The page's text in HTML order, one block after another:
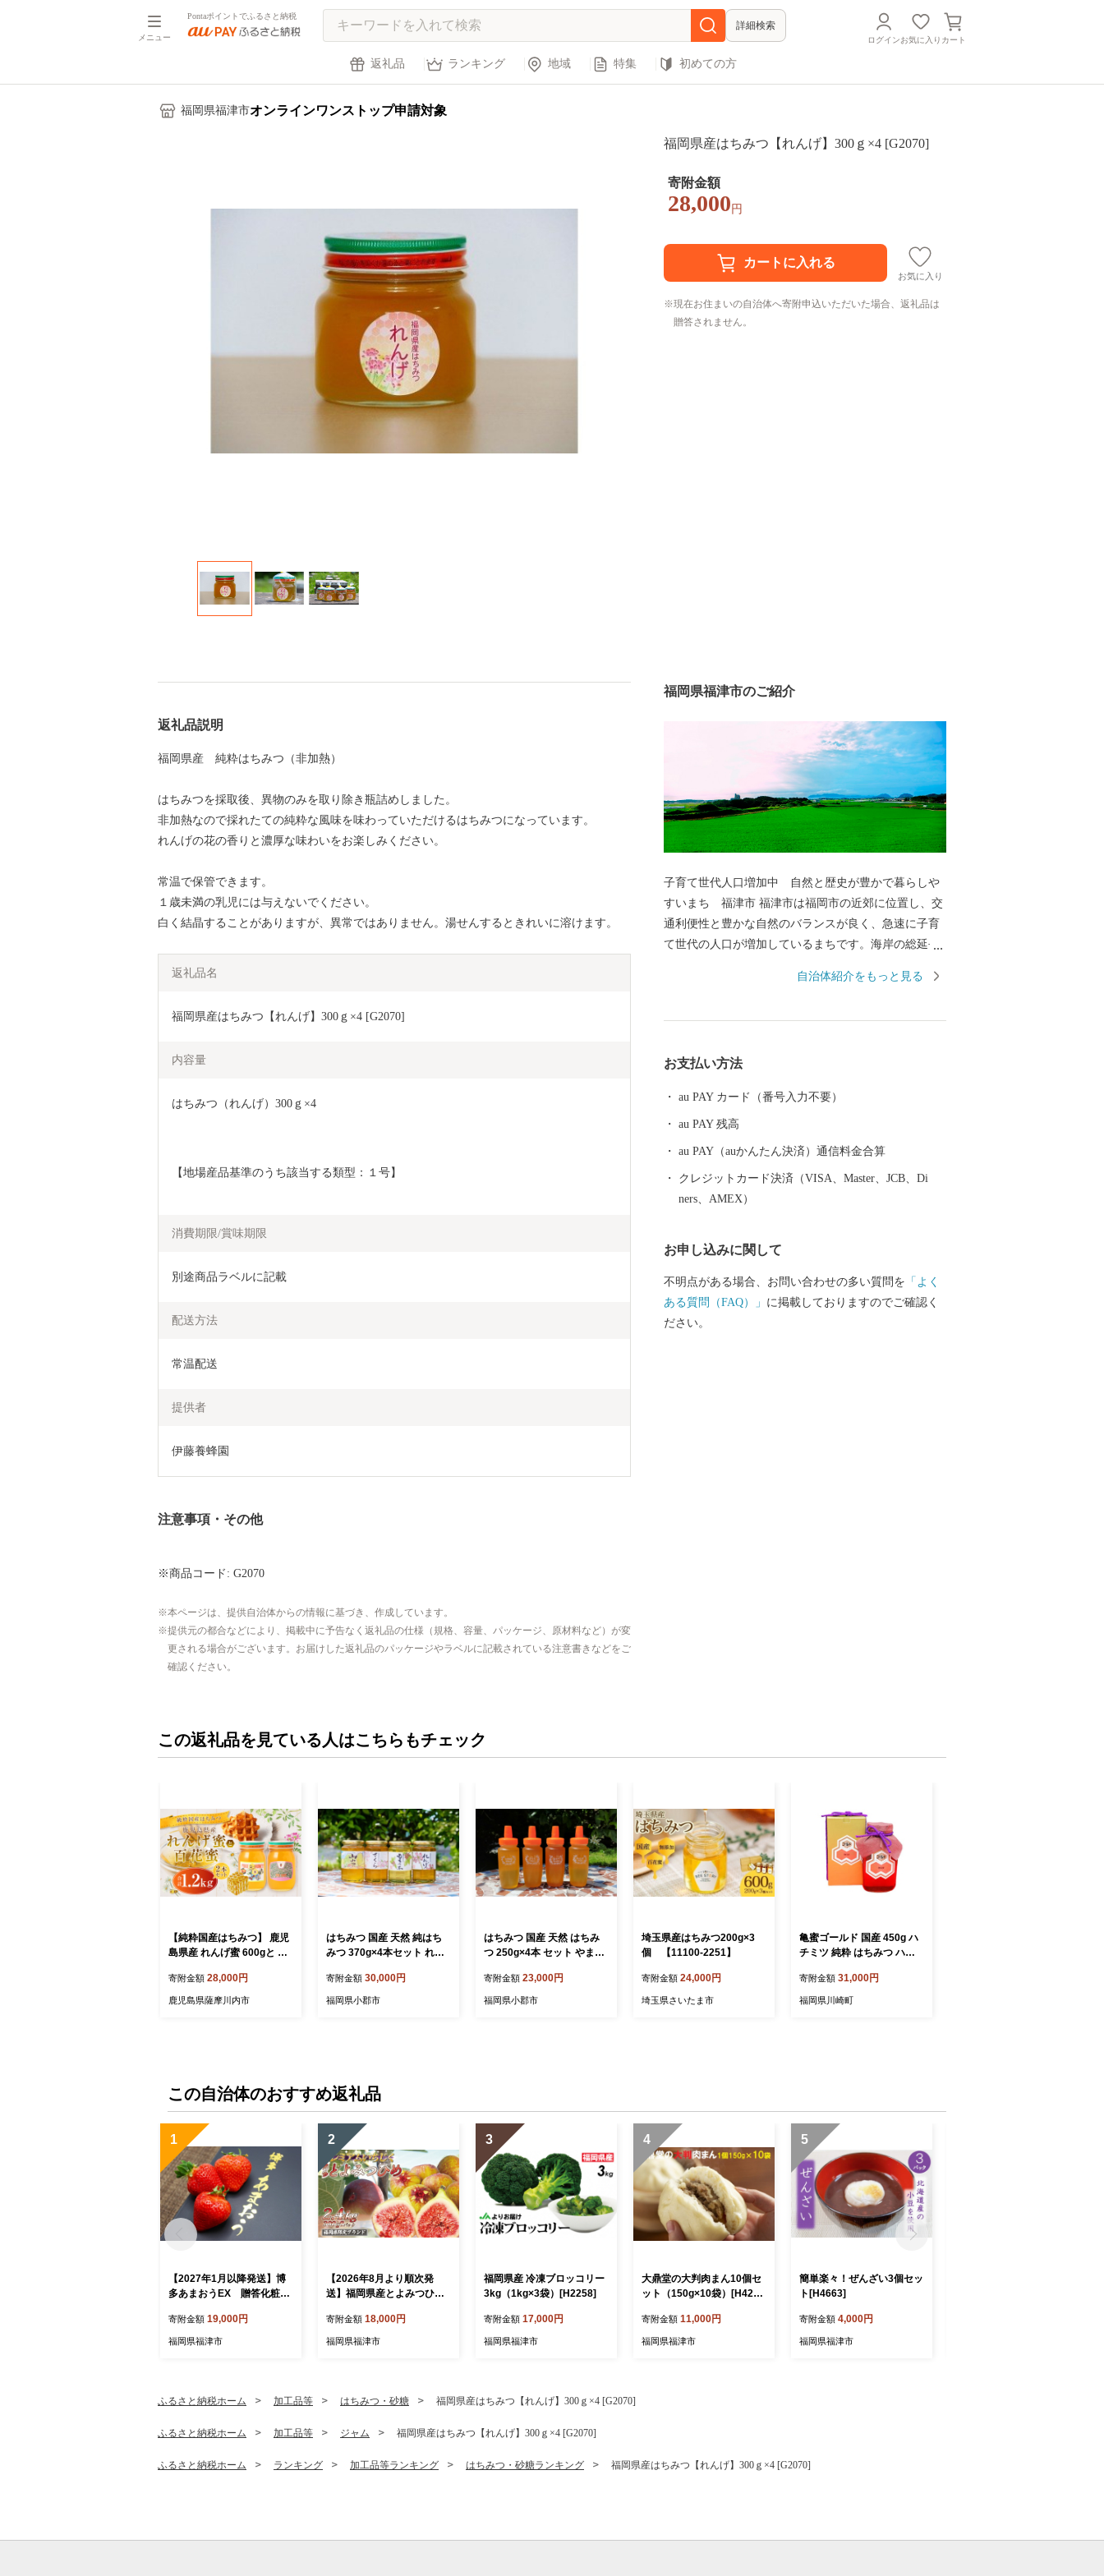
メニュー
Pontaポイントでふるさと納税
詳細検索
ログインお気に入り カート
返礼品 ランキング 地域 特集 初めての方
福岡県福津市オンラインワンストップ申請対象
福岡県産はちみつ【れんげ】300ｇ×4 [G2070]
寄附金額
28,000 円
お気に入り
現在お住まいの自治体へ寄附申込いただいた場合、返礼品は
贈答されません。
返礼品説明
福岡県産 純粋はちみつ（非加熱）
はちみつを採取後、異物のみを取り除き瓶詰めしました。
非加熱なので採れたての純粋な風味を味わっていただけるはちみつになっています。
れんげの花の香りと濃厚な味わいをお楽しみください。
常温で保管できます。
１歳未満の乳児には与えないでください。
白く結晶することがありますが、異常ではありません。湯せんするときれいに溶けます。
返礼品名
福岡県産はちみつ【れんげ】300ｇ×4 [G2070]
内容量
はちみつ（れんげ）300ｇ×4
【地場産品基準のうち該当する類型：１号】
消費期限/賞味期限
別途商品ラベルに記載
配送方法
常温配送
提供者
伊藤養蜂園
注意事項・その他
※商品コード: G2070
本ページは、提供自治体からの情報に基づき、作成しています。
提供元の都合などにより、掲載中に予告なく返礼品の仕様（規格、容量、パッケージ、原材料など）が変
更される場合がございます。お届けした返礼品のパッケージやラベルに記載されている注意書きなどをご
確認ください。
福岡県福津市のご紹介
子育て世代人口増加中 自然と歴史が豊かで暮らしや
すいまち 福津市 福津市は福岡市の近郊に位置し、交
通利便性と豊かな自然のバランスが良く、急速に子育
て世代の人口が増加しているまちです。海岸の総延長
が一番の魅力です。世界文化遺産に登録された「神宿
歴史と伝統も福津の大切な財産です。 市では、多くの
方に福津市の魅力を知っていただき、福津に行きた
買いたい、食べたいと思っていただくことを目指し
て、まちづくりを進めています。 ふるさと納税を通じ
て、その魅力を少しでもお伝えしたく、お礼の品をご
す。
自治体紹介をもっと見る
お支払い方法
au PAY カード（番号入力不要）
au PAY 残高
au PAY（auかんたん決済）通信料金合算
クレジットカード決済（VISA、Master、JCB、Di
ners、AMEX）
お申し込みに関して
不明点がある場合、お問い合わせの多い質問を 「よく
ある質問（FAQ）」 に掲載しておりますのでご確認く
ださい。
この返礼品を見ている人はこちらもチェック
【純粋国産はちみつ】 鹿児
島県産 れんげ蜜 600gと 百
はち蜜 はちみつ BS-867
寄附金額 28,000円
鹿児島県薩摩川内市
はちみつ 国産 天然 純はち
みつ 370g×4本セット れん
さくら ハチミツ 蜂蜜
寄附金額 30,000円
福岡県小郡市
はちみつ 国産 天然 はちみ
つ 250g×4本 セット やまみ
げ ハチミツ 蜂蜜
寄附金額 23,000円
福岡県小郡市
埼玉県産はちみつ200g×3
個 【11100-2251】
寄附金額 24,000円
埼玉県さいたま市
亀蜜ゴールド 国産 450g ハ
チミツ 純粋 はちみつ ハニ
寄附金額 31,000円
福岡県川崎町
この自治体のおすすめ返礼品
1
【2027年1月以降発送】博
多あまおうEX 贈答化粧箱
寄附金額 19,000円
福岡県福津市
2
【2026年8月より順次発
送】福岡県産とよみつひ
9]
寄附金額 18,000円
福岡県福津市
3
福岡県産 冷凍ブロッコリー
3kg（1kg×3袋）[H2258]
寄附金額 17,000円
福岡県福津市
4
大鼎堂の大判肉まん10個セ
ット（150g×10袋）[H426
寄附金額 11,000円
福岡県福津市
5
簡単楽々！ぜんざい3個セッ
ト[H4663]
寄附金額 4,000円
福岡県福津市
ふるさと納税ホーム 加工品等 はちみつ・砂糖 福岡県産はちみつ【れんげ】300ｇ×4 [G2070]
ふるさと納税ホーム 加工品等 ジャム 福岡県産はちみつ【れんげ】300ｇ×4 [G2070]
ふるさと納税ホーム ランキング 加工品等ランキング はちみつ・砂糖ランキング 福岡県産はちみつ【れんげ】300ｇ×4 [G2070]